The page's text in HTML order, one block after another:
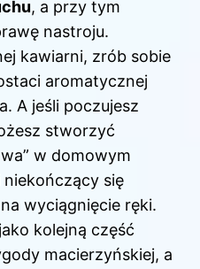
, a przy tym
nastroju.
kawiarni, zrób sobie
aromatycznej
A jeśli poczujesz
stworzyć
w domowym
niekończący się
wyciągnięcie ręki.
kolejną część
macierzyńskiej, a